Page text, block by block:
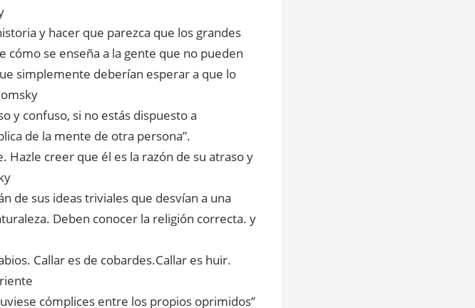
y hacer que parezca que los grandes
cómo se enseña a la gente que no pueden
simplemente deberían esperar a que lo
y confuso, si no estás dispuesto a
de la mente de otra persona”.
Hazle creer que él es la razón de su atraso y
de sus ideas triviales que desvían a una
Deben conocer la religión correcta. y
Callar es de cobardes.Callar es huir.
cómplices entre los propios oprimidos”